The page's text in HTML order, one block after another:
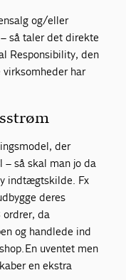
og/eller
så taler det direkte
Responsibility, den
har
der
så skal man jo da
indtægtskilde. Fx
deres
ordrer, da
og handlede ind
En uventet men
en ekstra